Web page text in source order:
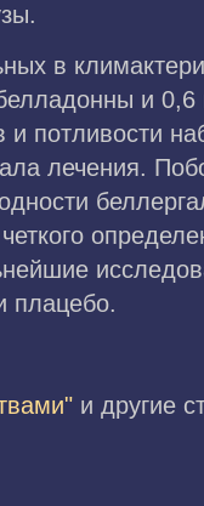
в
и 0,6
и потливости
лечения.
плацебо.
и другие